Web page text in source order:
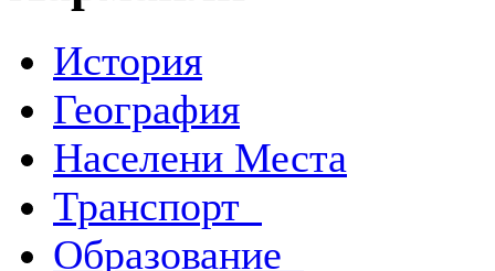
История
География
Населени Места
Транспорт
Образование